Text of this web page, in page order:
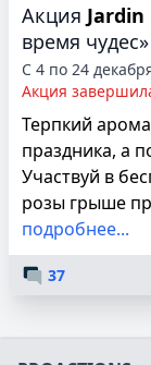
Акция
время чудес»
С 4 по 24
Акция
Терпкий
праздника, а
Участвуй в
розы грыше
подробнее...
37